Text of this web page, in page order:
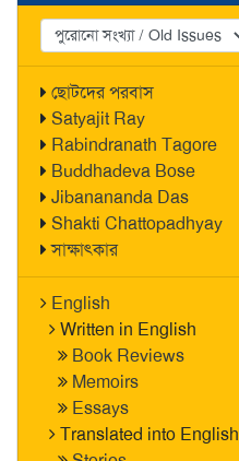
ছোটদের পরবাস
Satyajit Ray
Rabindranath Tagore
Buddhadeva Bose
Jibanananda Das
Shakti Chattopadhyay
সাক্ষাৎকার
English
Written in English
Book Reviews
Memoirs
Essays
Translated into English